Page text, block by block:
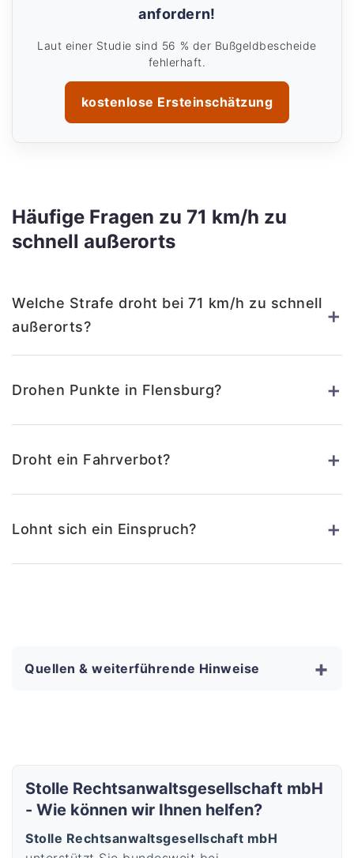
anfordern!
Laut einer Studie sind 56 % der Bußgeldbescheide
fehlerhaft.
kostenlose Ersteinschätzung
Häufige Fragen zu 71 km/h zu
schnell außerorts
Welche Strafe droht bei 71 km/h zu schnell
außerorts?
+
Drohen Punkte in Flensburg? +
Droht ein Fahrverbot? +
Lohnt sich ein Einspruch? +
Quellen & weiterführende Hinweise +
Stolle Rechtsanwaltsgesellschaft mbH
- Wie können wir Ihnen helfen?
Stolle Rechtsanwaltsgesellschaft mbH